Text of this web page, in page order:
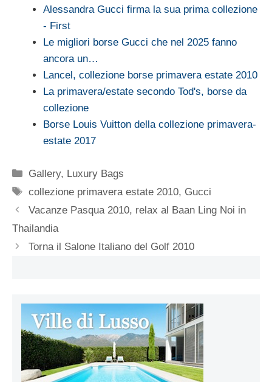
Alessandra Gucci firma la sua prima collezione
- First
Le migliori borse Gucci che nel 2025 fanno
ancora un…
Lancel, collezione borse primavera estate 2010
La primavera/estate secondo Tod's, borse da
collezione
Borse Louis Vuitton della collezione primavera-
estate 2017
Categorie
Gallery, Luxury Bags
Tag
collezione primavera estate 2010, Gucci
Vacanze Pasqua 2010, relax al Baan Ling Noi in
Thailandia
Torna il Salone Italiano del Golf 2010